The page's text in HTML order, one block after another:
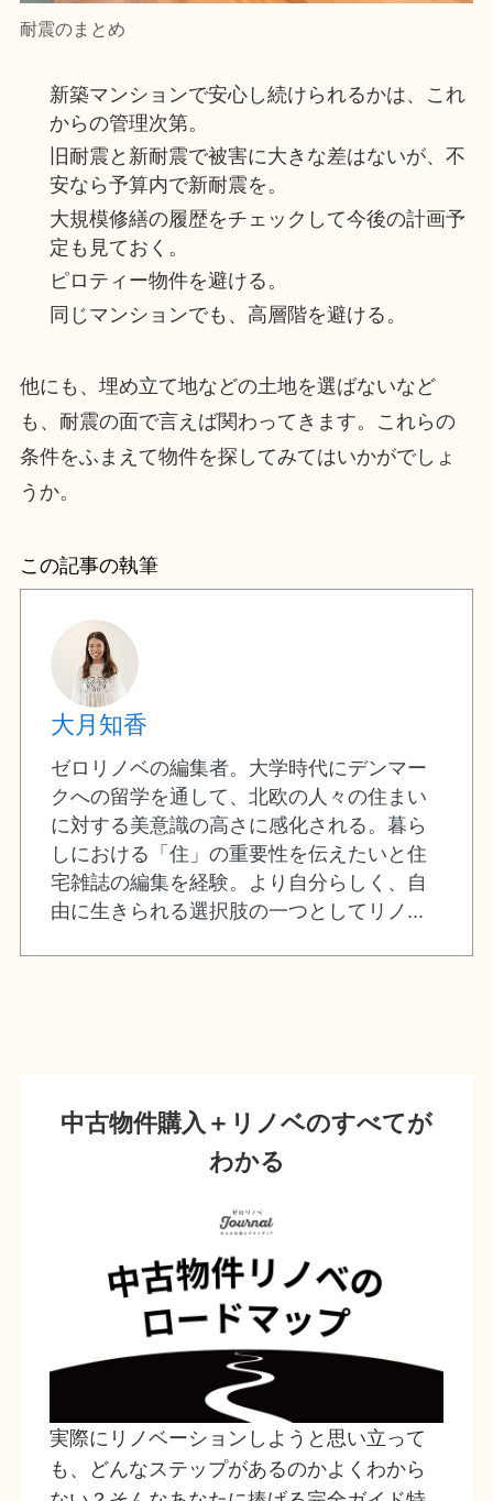
耐震のまとめ
新築マンションで安心し続けられるかは、これ
からの管理次第。
旧耐震と新耐震で被害に大きな差はないが、不
安なら予算内で新耐震を。
大規模修繕の履歴をチェックして今後の計画予
定も見ておく。
ピロティー物件を避ける。
同じマンションでも、高層階を避ける。
他にも、埋め立て地などの土地を選ばないなど
も、耐震の面で言えば関わってきます。これらの
条件をふまえて物件を探してみてはいかがでしょ
うか。
この記事の執筆
大月知香
ゼロリノベの編集者。大学時代にデンマー
クへの留学を通して、北欧の人々の住まい
に対する美意識の高さに感化される。暮ら
しにおける「住」の重要性を伝えたいと住
宅雑誌の編集を経験。より自分らしく、自
由に生きられる選択肢の一つとしてリノ...
中古物件購入＋リノベのすべてが
わかる
実際にリノベーションしようと思い立って
も、どんなステップがあるのかよくわから